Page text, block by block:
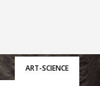
ART-SCIENCE